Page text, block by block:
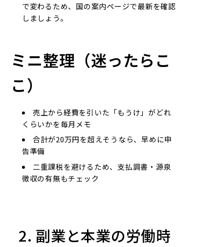
で変わるため、国の案内ページで最新を確認
しましょう。
ミニ整理（迷ったらこ
こ）
売上から経費を引いた「もうけ」がどれ
くらいかを毎月メモ
合計が20万円を超えそうなら、早めに申
告準備
二重課税を避けるため、支払調書・源泉
徴収の有無もチェック
2. 副業と本業の労働時